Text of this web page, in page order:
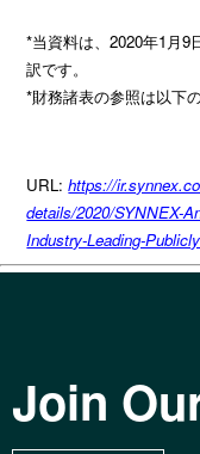
*当資料は、2020年1月9
訳です。
*財務諸表の参照は以下
URL: https://
details/2020/SYNNEX-
Industry-Leading-
Join